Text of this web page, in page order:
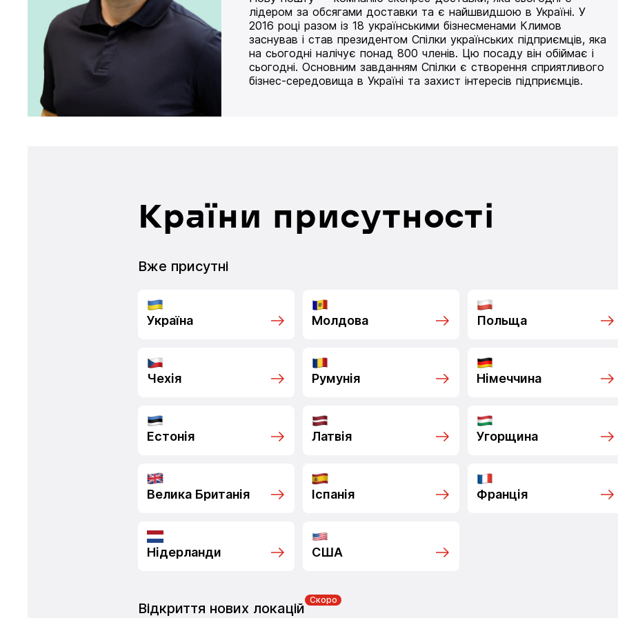
лідером за обсягами доставки та є найшвидшою в Україні. У
2016 році разом із 18 українськими бізнесменами Климов
заснував і став президентом Спілки українських підприємців, яка
на сьогодні налічує понад 800 членів. Цю посаду він обіймає і
сьогодні. Основним завданням Спілки є створення сприятливого
бізнес-середовища в Україні та захист інтересів підприємців.
Країни присутності
Вже присутні
Україна Молдова Польща
Чехія Румунія Німеччина
Естонія Латвія Угорщина
Велика Британія Іспанія Франція
Нідерланди США
Відкриття нових локацій
Скоро